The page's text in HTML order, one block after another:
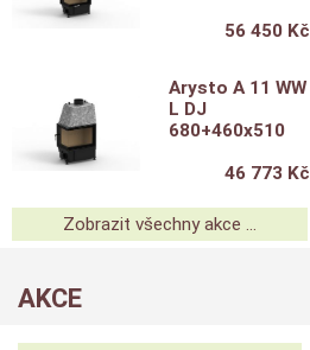
56 450 Kč
Arysto A 11 WW
L DJ
680+460x510
46 773 Kč
Zobrazit všechny akce ...
AKCE